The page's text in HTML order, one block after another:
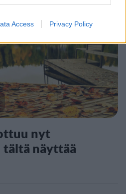
Access Privacy Policy
nyt
tältä näyttää